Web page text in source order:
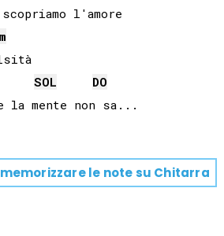
l'amore
m
SOL
DO
le note su Chitarra